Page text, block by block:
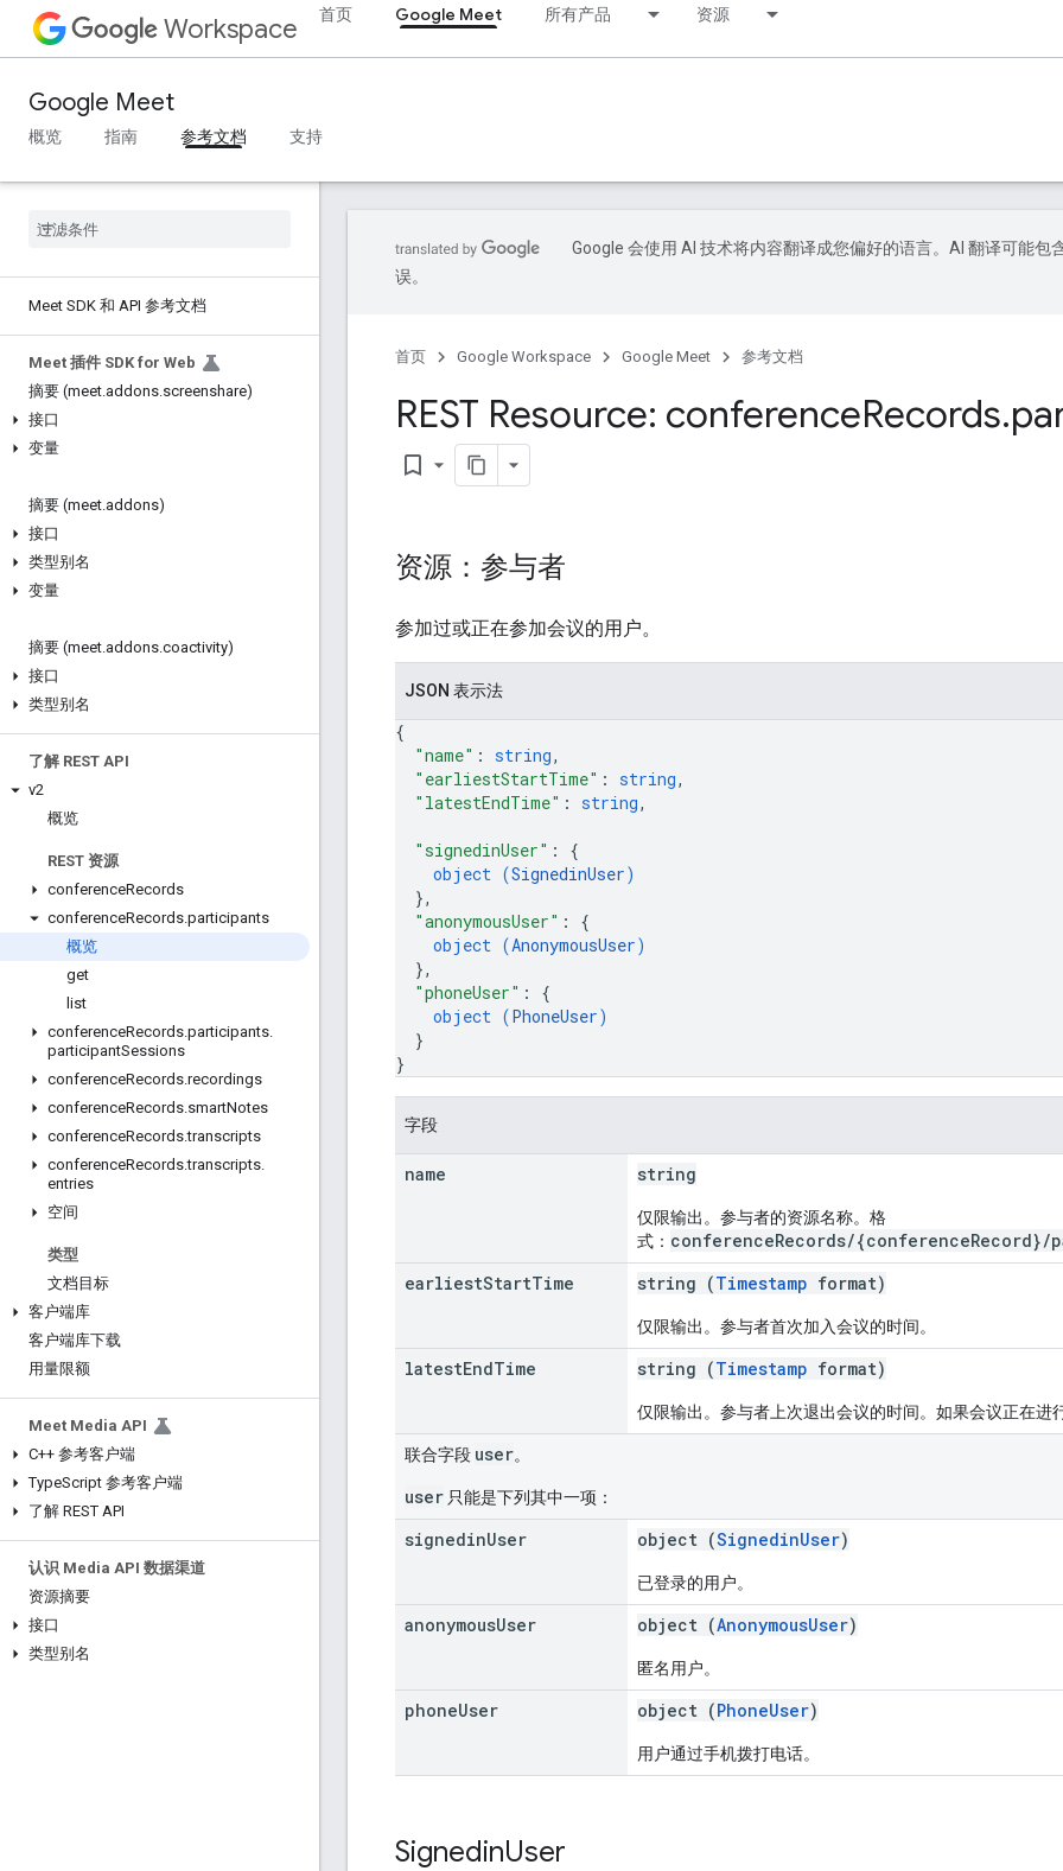
Workspace 首页 Google Meet 所有产品 资源
Google Meet
概览 指南 参考文档 支持
Meet SDK 和 API 参考文档
Meet 插件 SDK for Web
摘要 (meet.addons.screenshare)
接口
变量
摘要 (meet.addons)
接口
类型别名
变量
摘要 (meet.addons.coactivity)
接口
类型别名
了解 REST API
v2
概览
REST 资源
conferenceRecords
conferenceRecords.participants
概览
get
list
conferenceRecords.participants.
participantSessions
conferenceRecords.recordings
conferenceRecords.smartNotes
conferenceRecords.transcripts
conferenceRecords.transcripts.
entries
空间
类型
文档目标
客户端库
客户端库下载
用量限额
Meet Media API
C++ 参考客户端
TypeScript 参考客户端
了解 REST API
认识 Media API 数据渠道
资源摘要
接口
类型别名
Google 会使用 AI 技术将内容翻译成您偏好的语言。AI 翻译可能包
误。
首页 Google Workspace Google Meet 参考文档
REST Resource: conferenceRecords.
bookmark_border
资源：参与者
参加过或正在参加会议的用户。
JSON 表示法
{
"name" : string,
"earliestStartTime" : string,
"latestEndTime" : string,
"signedinUser" : {
object (SignedinUser)
},
"anonymousUser" : {
object (AnonymousUser)
},
"phoneUser" : {
object (PhoneUser)
}
}
字段
name string
仅限输出。参与者的资源名称。格
式： conferenceRecords/
earliestStartTime string (Timestamp format)
仅限输出。参与者首次加入会议的时间。
latestEndTime string (Timestamp format)
仅限输出。参与者上次退出会议的时间。如果会议正在进
联合字段 user。
user 只能是下列其中一项：
signedinUser object (SignedinUser)
已登录的用户。
anonymousUser object (AnonymousUser)
匿名用户。
phoneUser object (PhoneUser)
用户通过手机拨打电话。
SignedinUser